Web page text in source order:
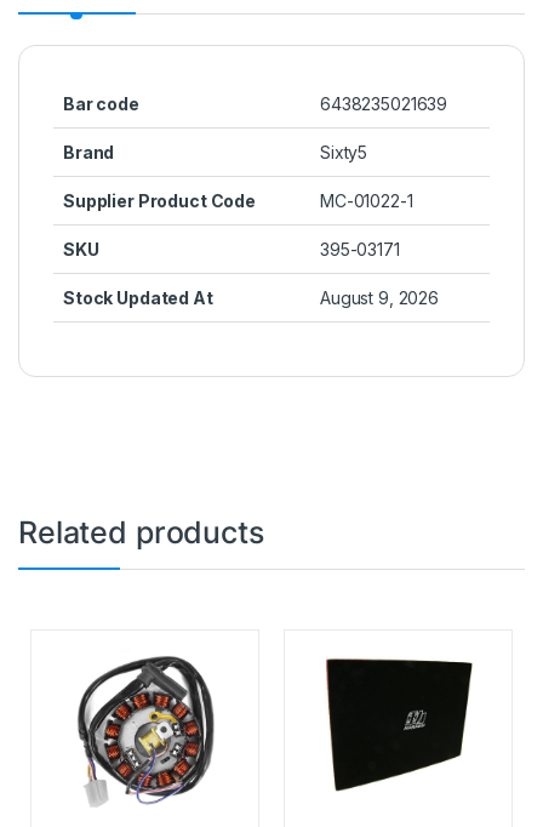
Bar code 6438235021639
Brand Sixty5
Supplier Product Code MC-01022-1
SKU 395-03171
Stock Updated At August 9, 2026
Related products